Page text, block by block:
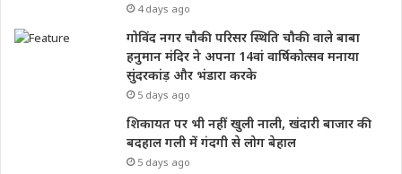
4 days ago
गोविंद नगर चौकी परिसर स्थिति चौकी वाले बाबा
हनुमान मंदिर ने अपना 14वां वार्षिकोत्सव मनाया
सुंदरकांड़ और भंडारा करके
5 days ago
शिकायत पर भी नहीं खुली नाली, खंदारी बाजार की
बदहाल गली में गंदगी से लोग बेहाल
5 days ago